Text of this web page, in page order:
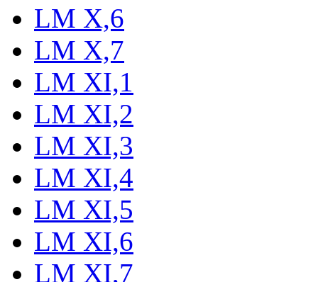
LM X,6
LM X,7
LM XI,1
LM XI,2
LM XI,3
LM XI,4
LM XI,5
LM XI,6
LM XI,7